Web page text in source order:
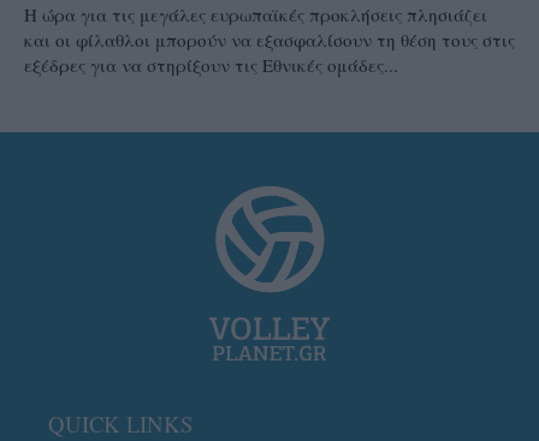
Η ώρα για τις μεγάλες ευρωπαϊκές προκλήσεις πλησιάζει
και οι φίλαθλοι μπορούν να εξασφαλίσουν τη θέση τους στις
εξέδρες για να στηρίξουν τις Εθνικές ομάδες...
QUICK LINKS